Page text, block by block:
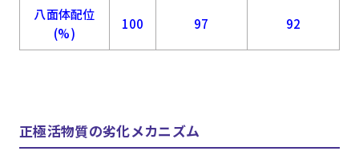
八面体配位
(%)
100 97 92
正極活物質の劣化メカニズム